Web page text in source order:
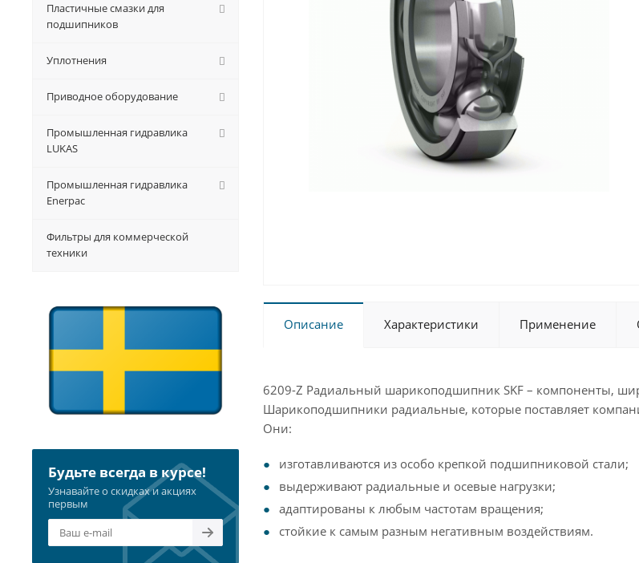
Описание Характеристики Применение
6209-Z Радиальный шарикоподшипник SKF – компоненты,
Шарикоподшипники радиальные, которые поставляет
Они:
изготавливаются из особо крепкой подшипниковой стали;
выдерживают радиальные и осевые нагрузки;
адаптированы к любым частотам вращения;
стойкие к самым разным негативным воздействиям.
Пластичные смазки для
подшипников
Уплотнения
Приводное оборудование
Промышленная гидравлика
LUKAS
Промышленная гидравлика
Enerpac
Фильтры для коммерческой
техники
Будьте всегда в курсе!
Узнавайте о скидках и акциях
первым